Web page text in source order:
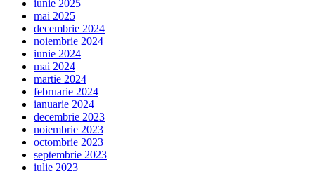
iunie 2025
mai 2025
decembrie 2024
noiembrie 2024
iunie 2024
mai 2024
martie 2024
februarie 2024
ianuarie 2024
decembrie 2023
noiembrie 2023
octombrie 2023
septembrie 2023
iulie 2023